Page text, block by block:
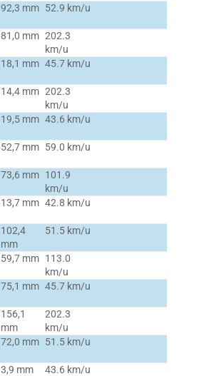
92,3 mm 52.9 km/u
81,0 mm 202.3
km/u
18,1 mm 45.7 km/u
14,4 mm 202.3
km/u
19,5 mm 43.6 km/u
52,7 mm 59.0 km/u
73,6 mm 101.9
km/u
13,7 mm 42.8 km/u
102,4
mm
51.5 km/u
59,7 mm 113.0
km/u
75,1 mm 45.7 km/u
156,1
mm
202.3
km/u
72,0 mm 51.5 km/u
3,9 mm 43.6 km/u